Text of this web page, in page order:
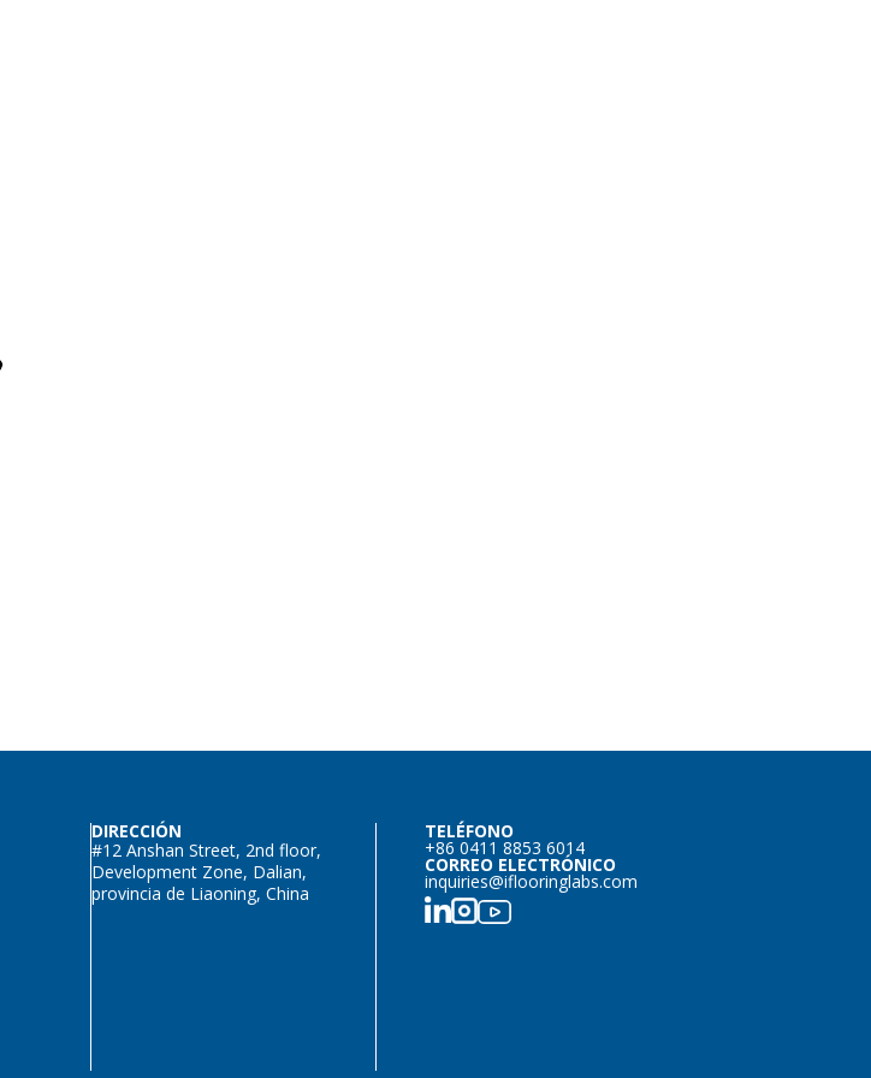
DIRECCIÓN
#12 Anshan Street, 2nd floor,
Development Zone, Dalian,
provincia de Liaoning, China
TELÉFONO
+86 0411 8853 6014
CORREO ELECTRÓNICO
inquiries@iflooringlabs.com